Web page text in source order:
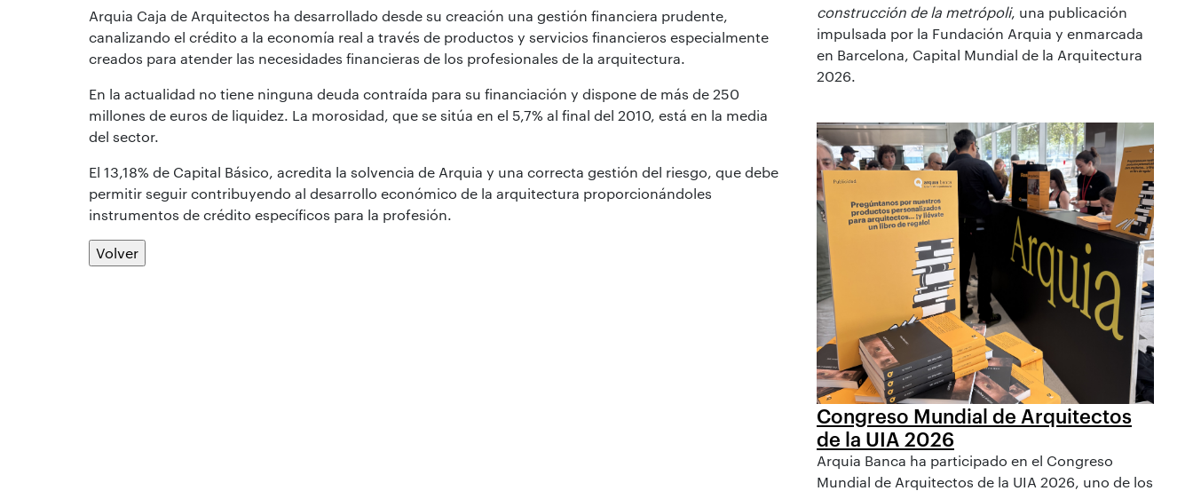
Arquia Caja de Arquitectos ha desarrollado desde su creación una gestión financiera prudente,
canalizando el crédito a la economía real a través de productos y servicios financieros especialmente
creados para atender las necesidades financieras de los profesionales de la arquitectura.
En la actualidad no tiene ninguna deuda contraída para su financiación y dispone de más de 250
millones de euros de liquidez. La morosidad, que se sitúa en el 5,7% al final del 2010, está en la media
del sector.
El 13,18% de Capital Básico, acredita la solvencia de Arquia y una correcta gestión del riesgo, que debe
permitir seguir contribuyendo al desarrollo económico de la arquitectura proporcionándoles
instrumentos de crédito específicos para la profesión.
Volver
construcción de la metrópoli, una publicación
impulsada por la Fundación Arquia y enmarcada
en Barcelona, Capital Mundial de la Arquitectura
2026.
Congreso Mundial de Arquitectos
de la UIA 2026
Arquia Banca ha participado en el Congreso
Mundial de Arquitectos de la UIA 2026, uno de los